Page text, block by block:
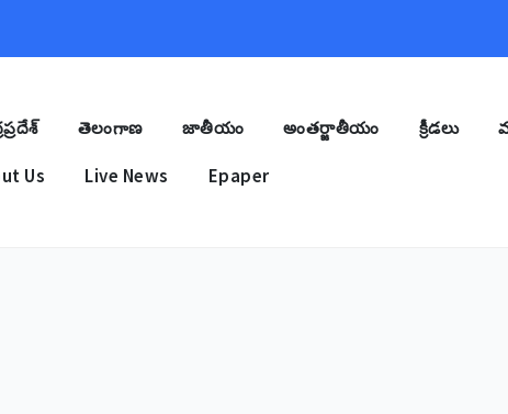
తెలంగాణ జాతీయం అంతర్జాతీయం క్రీడలు
Us Live News Epaper